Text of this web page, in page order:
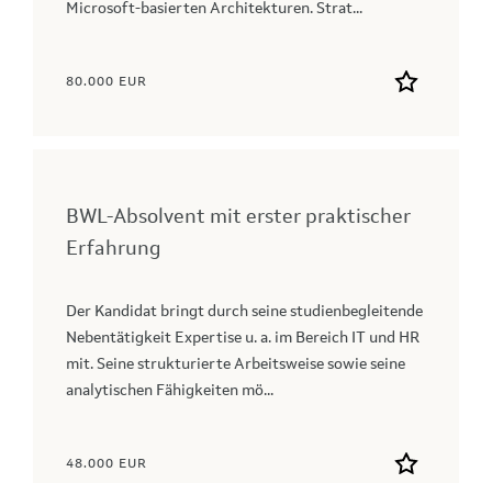
Microsoft-basierten Architekturen. Strat...
80.000 EUR
BWL-Absolvent mit erster praktischer
Erfahrung
Der Kandidat bringt durch seine studienbegleitende
Nebentätigkeit Expertise u. a. im Bereich IT und HR
mit. Seine strukturierte Arbeitsweise sowie seine
analytischen Fähigkeiten mö...
48.000 EUR